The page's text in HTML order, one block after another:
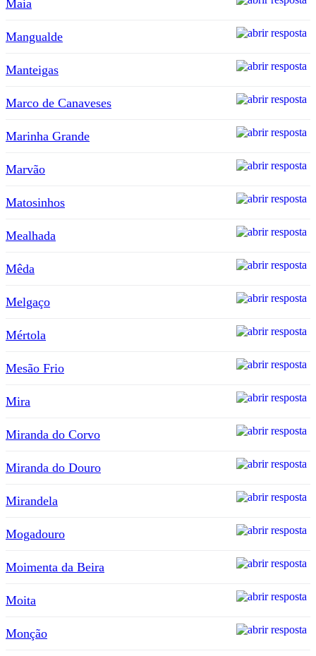
Maia
Mangualde
Manteigas
Marco de Canaveses
Marinha Grande
Marvão
Matosinhos
Mealhada
Mêda
Melgaço
Mértola
Mesão Frio
Mira
Miranda do Corvo
Miranda do Douro
Mirandela
Mogadouro
Moimenta da Beira
Moita
Monção